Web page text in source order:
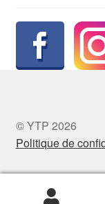
© YTP 2026
Politique de